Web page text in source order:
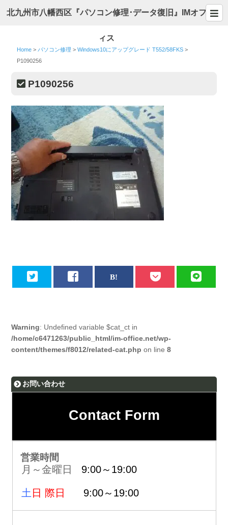
北九州市八幡西区『パソコン修理･データ復旧』IMオフ
ィス
Home > パソコン修理 >Windows10にアップグレード T552/58FKS >
P1090256
P1090256
Warning: Undefined variable $cat_ct in
/home/c6471263/public_html/im-office.net/wp-
content/themes/f8012/related-cat.php on line8
お問い合わせ
Contact Form
営業時間
月～金曜日 9:00～19:00
土 日 際日 9:00～19:00